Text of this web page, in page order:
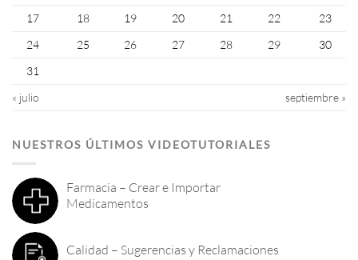
17
18 19 20 21 22
23
24
25 26 27 28 29
30
31
« julio
septiembre »
NUESTROS ÚLTIMOS VIDEOTUTORIALES
Farmacia – Crear e Importar
Medicamentos
Calidad – Sugerencias y Reclamaciones